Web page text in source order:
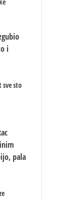
i
sve sto
pala